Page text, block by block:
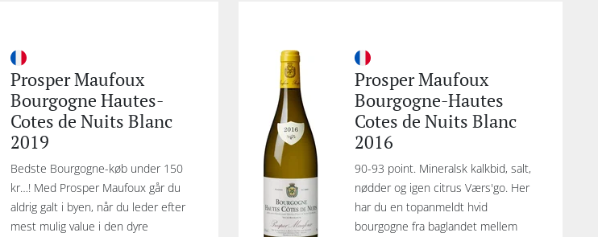
Prosper Maufoux
Bourgogne Hautes-
Cotes de Nuits Blanc
2019
Bedste Bourgogne-køb under 150
kr…! Med Prosper Maufoux går du
aldrig galt i byen, når du leder efter
mest mulig value i den dyre
Prosper Maufoux
Bourgogne-Hautes
Cotes de Nuits Blanc
2016
90-93 point. Mineralsk kalkbid, salt,
nødder og igen citrus Værs'go. Her
har du en topanmeldt hvid
bourgogne fra baglandet mellem